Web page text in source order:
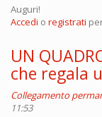
Auguri!
Accedi o registrati
UN
che regala
Collegamento
11:53